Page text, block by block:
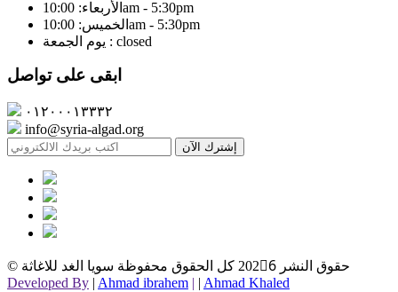
الأربعاء: 10:00am - 5:30pm
الخميس: 10:00am - 5:30pm
يوم الجمعة : closed
ابقى على تواصل
٠١٢٠٠٠١٣٣٣٢
info@syria-algad.org
إشترك الآن
© حقوق النشر 2026ِ كل الحقوق محفوظة سويا الغد للاغاثة
Developed By | Ahmad ibrahem | | Ahmad Khaled